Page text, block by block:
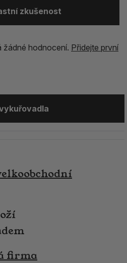
zkušenost
žádné hodnocení. Přidejte první
firma